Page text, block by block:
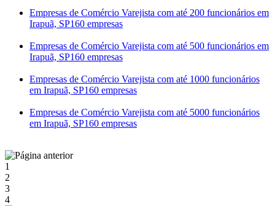
Empresas de Comércio Varejista com até 200 funcionários em
Irapuã, SP160 empresas
Empresas de Comércio Varejista com até 500 funcionários em
Irapuã, SP160 empresas
Empresas de Comércio Varejista com até 1000 funcionários
em Irapuã, SP160 empresas
Empresas de Comércio Varejista com até 5000 funcionários
em Irapuã, SP160 empresas
1
2
3
4